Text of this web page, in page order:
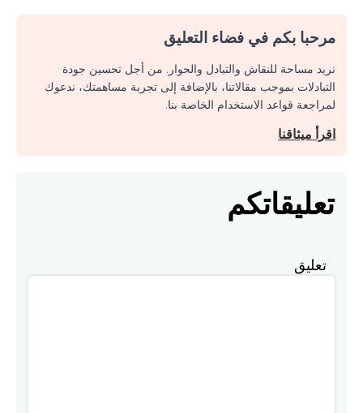
مرحبا بكم في فضاء التعليق
نريد مساحة للنقاش والتبادل والحوار. من أجل تحسين جودة
التبادلات بموجب مقالاتنا، بالإضافة إلى تجربة مساهمتك، ندعوك
لمراجعة قواعد الاستخدام الخاصة بنا.
اقرأ ميثاقنا
تعليقاتكم
تعليق